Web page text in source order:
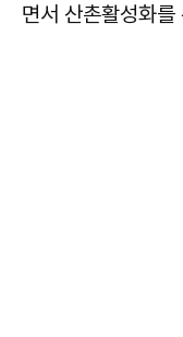
면서 산촌활성화